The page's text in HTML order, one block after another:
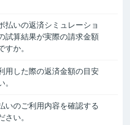
払いの返済シミュレーショ
試算結果が実際の請求金額
すか。
用した際の返済金額の目安
。
いのご利用内容を確認する
さい。